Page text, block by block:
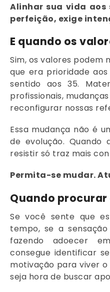
Alinhar sua vida aos
perfeição, exige
E quando os
Sim, os valores podem
que era prioridade
sentido aos 35.
profissionais,
reconfigurar nossas
Essa mudança não é
de evolução. Quando
resistir só traz mais
Permita-se mudar.
Quando procurar
Se você sente que
tempo, se a
fazendo adoecer
consegue identificar
motivação para viver
seja hora de buscar